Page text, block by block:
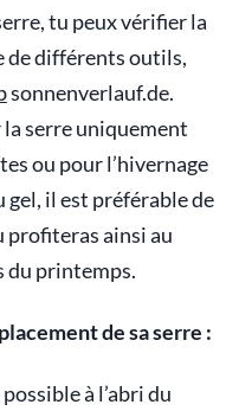
tu peux vérifier la
de différents outils,
sonnenverlauf.de.
serre uniquement
ou pour l’hivernage
gel, il est préférable de
profiteras ainsi au
du printemps.
de sa serre :
à l’abri du